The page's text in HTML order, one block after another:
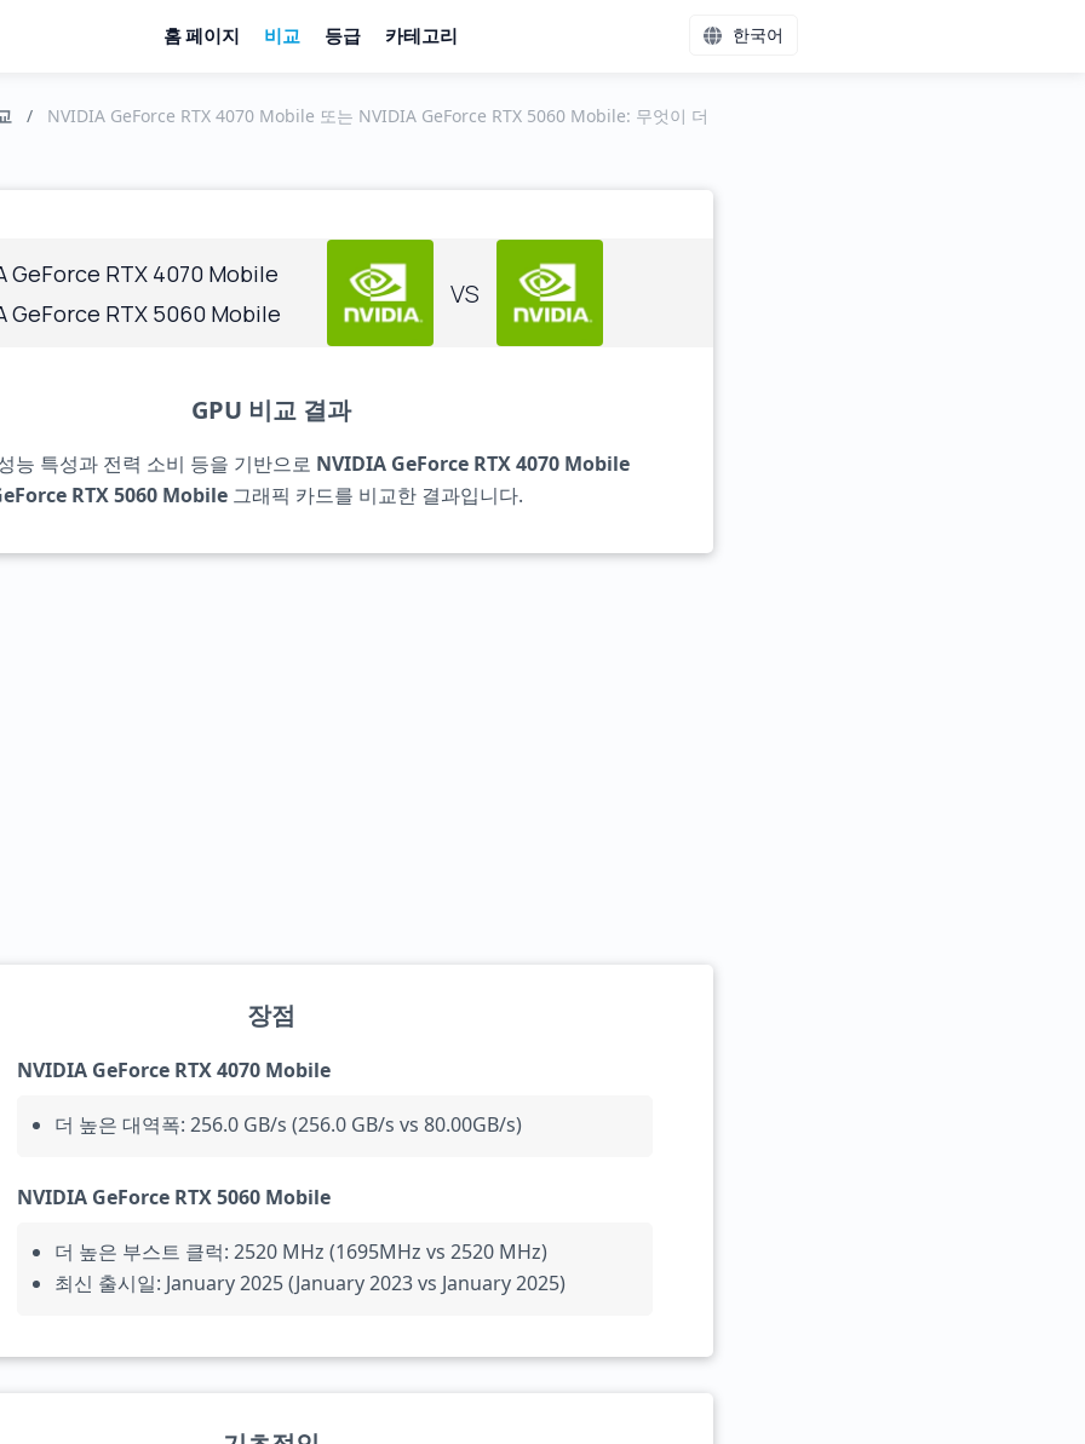
홈 페이지 비교 등급 카테고리 한국어
/ NVIDIA GeForce RTX 4070 Mobile 또는 NVIDIA GeForce RTX 5060 Mobile: 무엇이 더
GeForce RTX 4070 Mobile
GeForce RTX 5060 Mobile
VS
GPU 비교 결과
능 특성과 전력 소비 등을 기반으로 NVIDIA GeForce RTX 4070 Mobile
RTX 5060 Mobile 그래픽 카드를 비교한 결과입니다.
장점
NVIDIA GeForce RTX 4070 Mobile
더 높은 대역폭: 256.0 GB/s (256.0 GB/s vs 80.00GB/s)
NVIDIA GeForce RTX 5060 Mobile
더 높은 부스트 클럭: 2520 MHz (1695MHz vs 2520 MHz)
최신 출시일: January 2025 (January 2023 vs January 2025)